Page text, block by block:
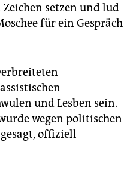
setzen und lud
für ein Gespräch
und Lesben sein.
wegen politischen
offiziell